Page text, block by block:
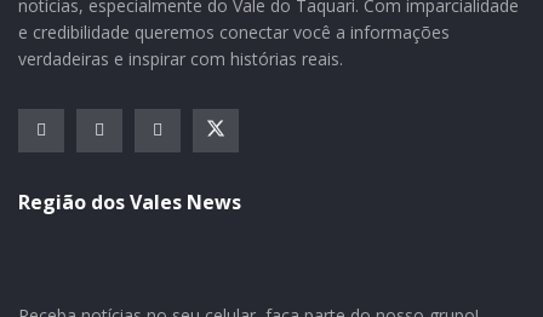
Fonte: Secretaria de Saúde de Bom Retiro do Sul
Fotos: Fernando Dias
notícias, especialmente do Vale do Taquari. Com imparcialidade
e credibilidade queremos conectar você a informações
verdadeiras e inspirar com histórias reais.
Região dos Vales News